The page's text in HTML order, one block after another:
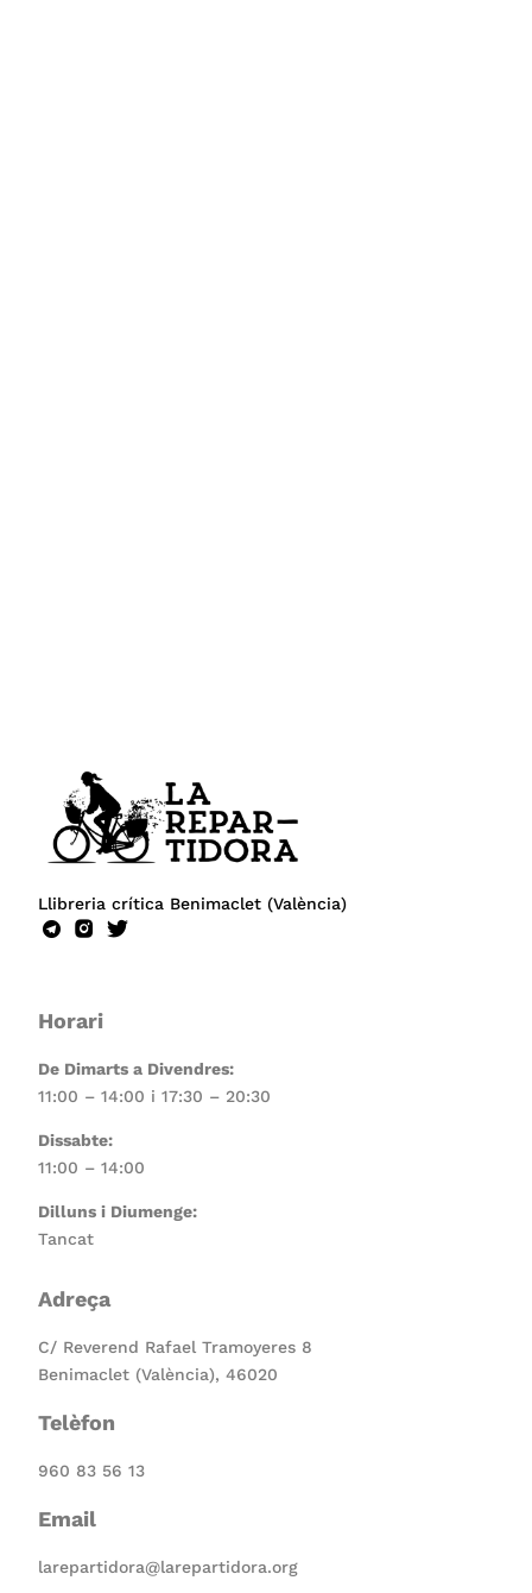
Llibreria crítica Benimaclet (València)
Horari
De Dimarts a Divendres:
11:00 – 14:00 i 17:30 – 20:30
Dissabte:
11:00 – 14:00
Dilluns i Diumenge:
Tancat
Adreça
C/ Reverend Rafael Tramoyeres 8
Benimaclet (València), 46020
Telèfon
960 83 56 13
Email
larepartidora@larepartidora.org